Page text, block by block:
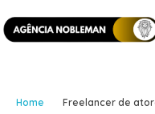
Home Freelancer de